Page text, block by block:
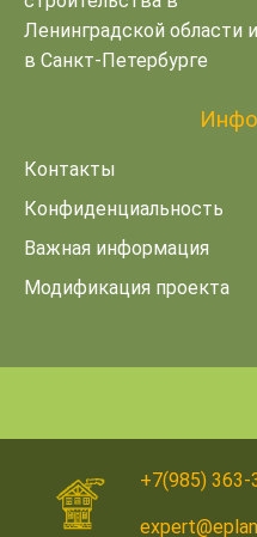
Ленинградской области и
в Санкт-Петербурге
Контакты
Конфиденциальность
Важная информация
Модификация проекта
+7(985) 363-